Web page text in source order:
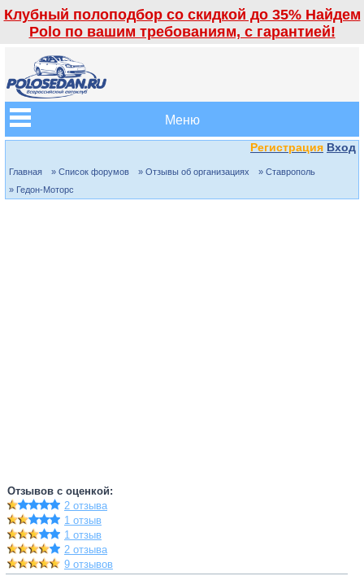
Клубный полоподбор со скидкой до 35% Найдем
Polo по вашим требованиям, с гарантией!
Меню
Регистрация Вход
Главная » Список форумов » Отзывы об организациях
» Ставрополь
» Гедон-Моторс
Отзывов с оценкой:
2 отзыва
1 отзыв
1 отзыв
2 отзыва
9 отзывов